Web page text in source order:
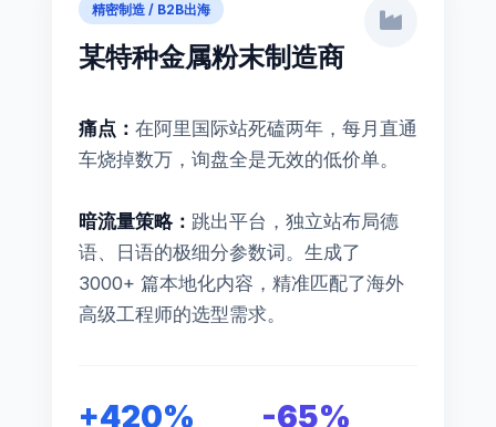
精密制造 / B2B出海
某特种金属粉末制造商
痛点： 在阿里国际站死磕两年，每月直通
车烧掉数万，询盘全是无效的低价单。
暗流量策略： 跳出平台，独立站布局德
语、日语的极细分参数词。生成了
3000+ 篇本地化内容，精准匹配了海外
高级工程师的选型需求。
+420% -65%